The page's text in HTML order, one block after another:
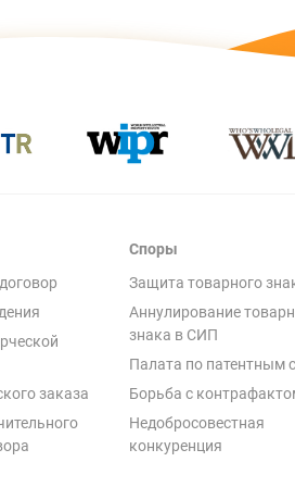
заказа
Споры
Защита товарного
Аннулирование
знака в СИП
Палата по патентным
Борьба с
Недобросовестная
конкуренция